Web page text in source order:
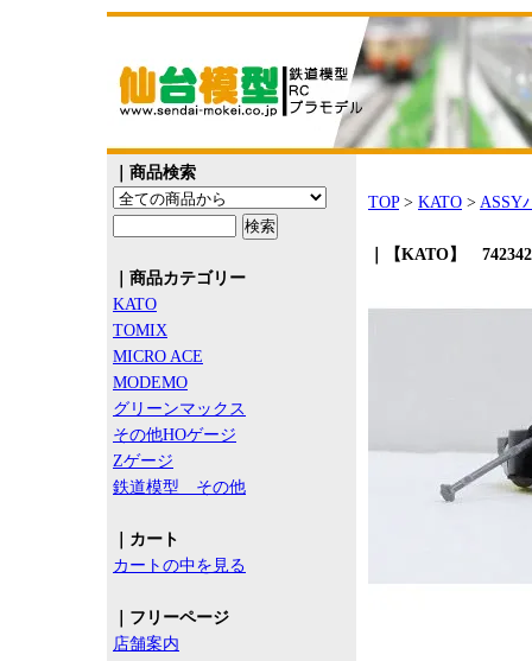
｜商品検索
｜商品カテゴリー
KATO
TOMIX
MICRO ACE
MODEMO
グリーンマックス
その他HOゲージ
Zゲージ
鉄道模型 その他
｜カート
カートの中を見る
｜フリーページ
店舗案内
TOP> KATO > ASSY
｜【KATO】